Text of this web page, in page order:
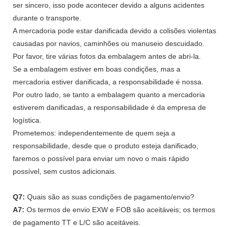
ser sincero, isso pode acontecer devido a alguns acidentes
durante o transporte.
A mercadoria pode estar danificada devido a colisões violentas
causadas por navios, caminhões ou manuseio descuidado.
Por favor, tire várias fotos da embalagem antes de abri-la.
Se a embalagem estiver em boas condições, mas a
mercadoria estiver danificada, a responsabilidade é nossa.
Por outro lado, se tanto a embalagem quanto a mercadoria
estiverem danificadas, a responsabilidade é da empresa de
logística.
Prometemos: independentemente de quem seja a
responsabilidade, desde que o produto esteja danificado,
faremos o possível para enviar um novo o mais rápido
possível, sem custos adicionais.
Q7: Quais são as suas condições de pagamento/envio?
A7: Os termos de envio EXW e FOB são aceitáveis; os termos
de pagamento TT e L/C são aceitáveis.